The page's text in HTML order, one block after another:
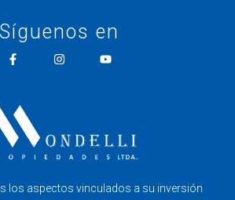
Síguenos en
los aspectos vinculados a su inversión